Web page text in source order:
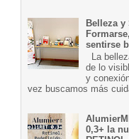
Belleza y
sentirse
La
de lo
y
vez buscamos más
0,3+ la